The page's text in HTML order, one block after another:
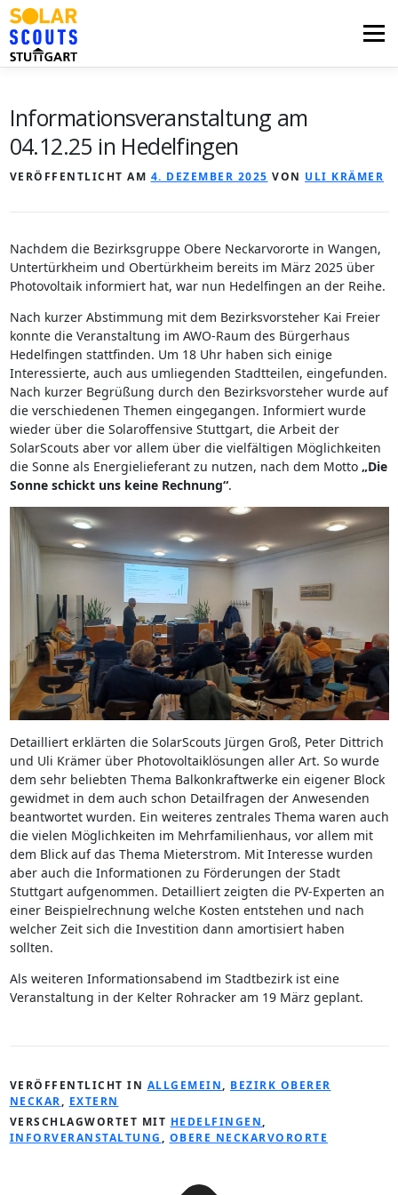
Zum
Inhalt
springen
Menü
AKTUELLES
Informationsveranstaltung am
04.12.25 in Hedelfingen
VERÖFFENTLICHT AM 4. DEZEMBER 2025 VON ULI KRÄMER
Nachdem die Bezirksgruppe Obere Neckarvororte in Wangen,
Untertürkheim und Obertürkheim bereits im März 2025 über
Photovoltaik informiert hat, war nun Hedelfingen an der Reihe.
Nach kurzer Abstimmung mit dem Bezirksvorsteher Kai Freier
konnte die Veranstaltung im AWO-Raum des Bürgerhaus
Hedelfingen stattfinden. Um 18 Uhr haben sich einige
Interessierte, auch aus umliegenden Stadtteilen, eingefunden.
Nach kurzer Begrüßung durch den Bezirksvorsteher wurde auf
die verschiedenen Themen eingegangen. Informiert wurde
wieder über die Solaroffensive Stuttgart, die Arbeit der
SolarScouts aber vor allem über die vielfältigen Möglichkeiten
die Sonne als Energielieferant zu nutzen, nach dem Motto „Die
Sonne schickt uns keine Rechnung“.
Detailliert erklärten die SolarScouts Jürgen Groß, Peter Dittrich
und Uli Krämer über Photovoltaiklösungen aller Art. So wurde
dem sehr beliebten Thema Balkonkraftwerke ein eigener Block
gewidmet in dem auch schon Detailfragen der Anwesenden
beantwortet wurden. Ein weiteres zentrales Thema waren auch
die vielen Möglichkeiten im Mehrfamilienhaus, vor allem mit
dem Blick auf das Thema Mieterstrom. Mit Interesse wurden
aber auch die Informationen zu Förderungen der Stadt
Stuttgart aufgenommen. Detailliert zeigten die PV-Experten an
einer Beispielrechnung welche Kosten entstehen und nach
welcher Zeit sich die Investition dann amortisiert haben
sollten.
Als weiteren Informationsabend im Stadtbezirk ist eine
Veranstaltung in der Kelter Rohracker am 19 März geplant.
VERÖFFENTLICHT IN ALLGEMEIN, BEZIRK OBERER
NECKAR, EXTERN
VERSCHLAGWORTET MIT HEDELFINGEN,
INFORVERANSTALTUNG, OBERE NECKARVORORTE